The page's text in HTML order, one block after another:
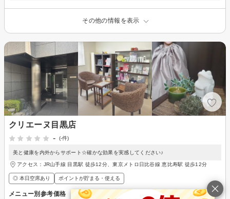
その他の情報を表示
クリエーヌ目黒店
-
(-件)
美と健康を内外からサポート☆確かな効果を実感してください♪
アクセス：JR山手線 目黒駅 徒歩12分、東京メトロ日比谷線 恵比寿駅 徒歩12分
◎ 本日空席あり ポイントが貯まる・使える
メニュー別参考価格